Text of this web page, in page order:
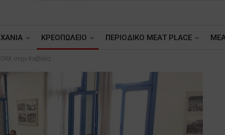
ΚΡΕΟΠΩΛΕΙΟ ΠΕΡΙΟΔΙΚΟ ΜΕΑΤ PLACE
στην Καβάλα